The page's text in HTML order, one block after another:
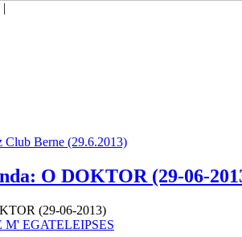
|
Club Berne (29.6.2013)
O DOKTOR (29-06-
EGATELEIPSES